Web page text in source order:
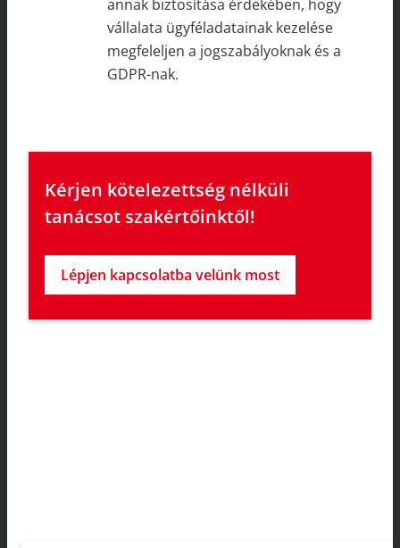
annak biztosítása érdekében, hogy
vállalata ügyféladatainak kezelése
megfeleljen a jogszabályoknak és a
GDPR-nak.
Kérjen kötelezettség nélküli
tanácsot szakértőinktől!
Lépjen kapcsolatba velünk most